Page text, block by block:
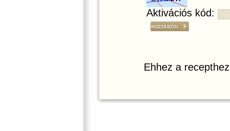
Aktivációs kód:
Ehhez a